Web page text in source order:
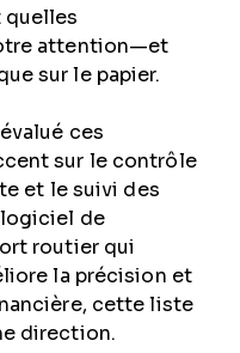
quelles
attention—et
sur le papier.
ces
sur le contrôle
et le suivi des
logiciel de
routier qui
la précision et
cette liste
direction.